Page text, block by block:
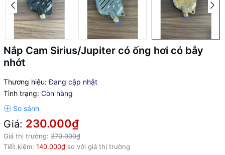
Nắp Cam Sirius/Jupiter có ống hơi có bẫy
nhớt
Thương hiệu: Đang cập nhật
Tình trạng: Còn hàng
Giá: 230.000₫
Giá thị trường: 370.000₫
Tiết kiệm: 140.000₫ so với giá thị trường